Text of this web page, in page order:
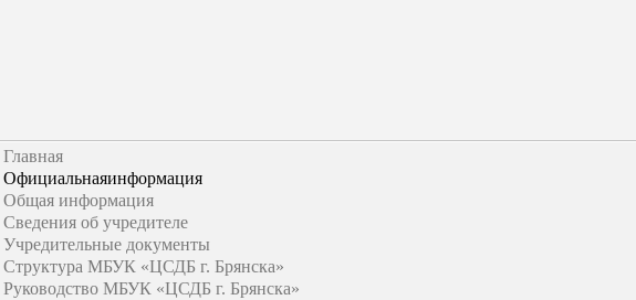
Главная
Официальнаяинформация
Общая информация
Сведения об учредителе
Учредительные документы
Структура МБУК «ЦСДБ г. Брянска»
Руководство МБУК «ЦСДБ г. Брянска»